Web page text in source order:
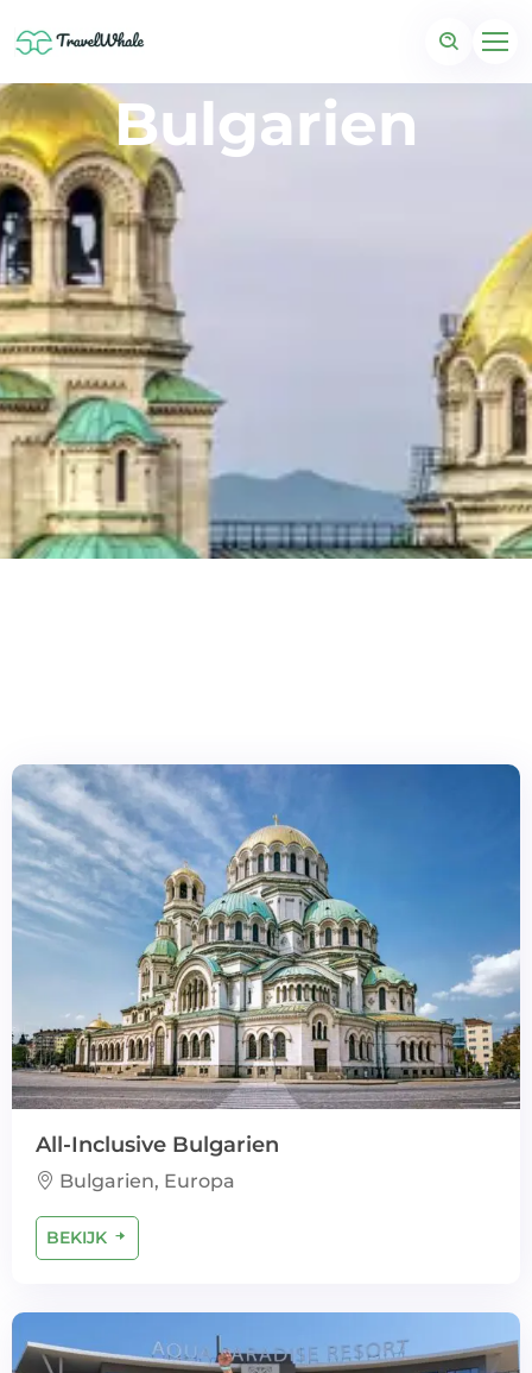
Bulgarien
All-Inclusive Bulgarien
Bulgarien, Europa
BEKIJK